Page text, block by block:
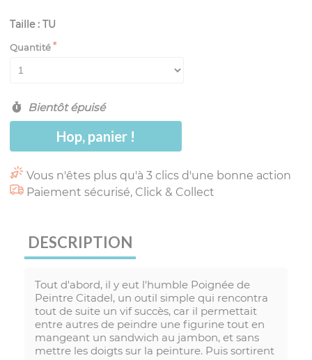
Taille : TU
Quantité
Bientôt épuisé
Hop, panier !
Vous n'êtes plus qu'à 3 clics d'une bonne action
Paiement sécurisé, Click & Collect
DESCRIPTION
Tout d'abord, il y eut l'humble Poignée de
Peintre Citadel, un outil simple qui rencontra
tout de suite un vif succès, car il permettait
entre autres de peindre une figurine tout en
mangeant un sandwich au jambon, et sans
mettre les doigts sur la peinture. Puis sortirent